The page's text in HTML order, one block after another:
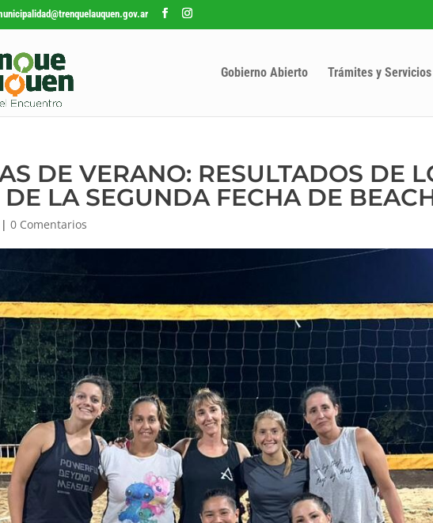
Gobierno Abierto Trámites y Servicios
DE VERANO: RESULTADOS DE
LA SEGUNDA FECHA DE
|0 Comentarios